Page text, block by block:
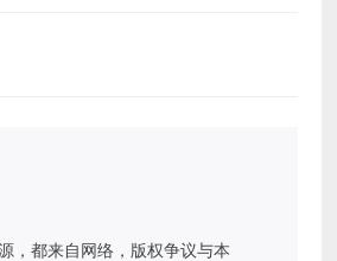
，都来自网络，版权争议与本